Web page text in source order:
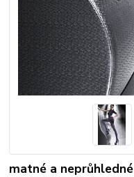
matné a neprůhledné